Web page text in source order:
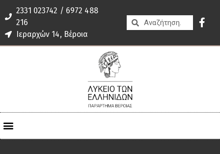
2331 023742 / 6972 488
216
Ιεραρχών 14, Βέροια